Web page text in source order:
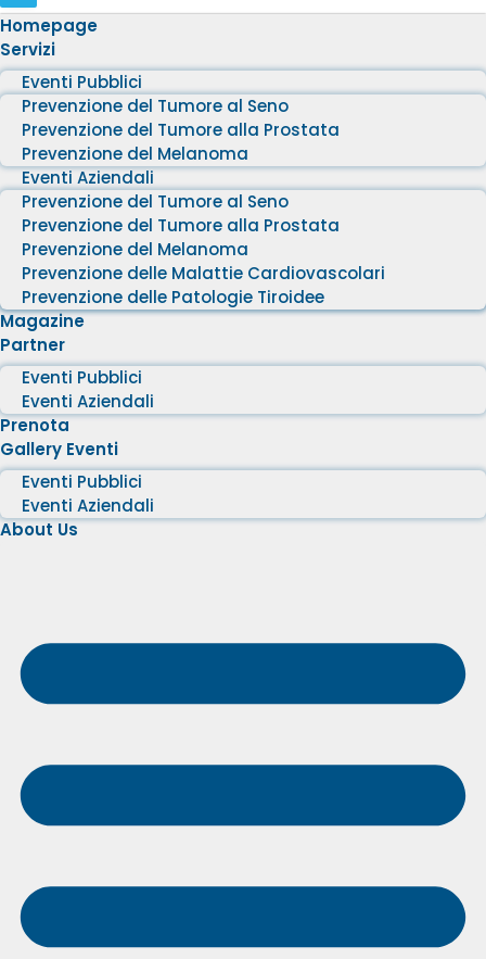
Homepage
Servizi
Eventi Pubblici
Prevenzione del Tumore al Seno
Prevenzione del Tumore alla Prostata
Prevenzione del Melanoma
Eventi Aziendali
Prevenzione del Tumore al Seno
Prevenzione del Tumore alla Prostata
Prevenzione del Melanoma
Prevenzione delle Malattie Cardiovascolari
Prevenzione delle Patologie Tiroidee
Magazine
Partner
Eventi Pubblici
Eventi Aziendali
Prenota
Gallery Eventi
Eventi Pubblici
Eventi Aziendali
About Us